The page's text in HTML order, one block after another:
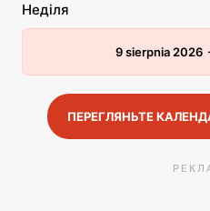
Неділя
9 sierpnia 2026
ПЕРЕГЛЯНЬТЕ